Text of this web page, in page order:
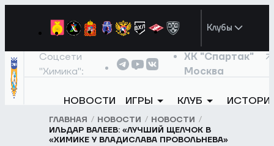
Клубы
Соцсети
"Химика":
ХК "Спартак"
Москва
НОВОСТИ ИГРЫ КЛУБ
ГЛАВНАЯ НОВОСТИ
НОВОСТИ
ИЛЬДАР ВАЛЕЕВ: «ЛУЧШИЙ ЩЕЛЧОК В
«ХИМИКЕ У ВЛАДИСЛАВА ПРОВОЛЬНЕВА»